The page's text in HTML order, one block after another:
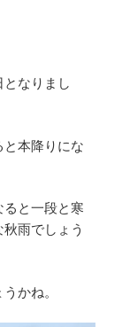
なりまし
本降りにな
と一段と寒
雨でしょう
かね。